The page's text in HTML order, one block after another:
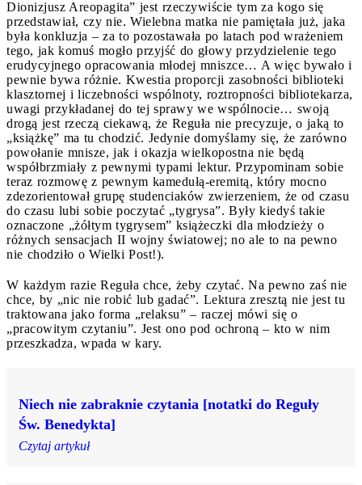
Dionizjusz Areopagita” jest rzeczywiście tym za kogo się
przedstawiał, czy nie. Wielebna matka nie pamiętała już, jaka
była konkluzja – za to pozostawała po latach pod wrażeniem
tego, jak komuś mogło przyjść do głowy przydzielenie tego
erudycyjnego opracowania młodej mniszce… A więc bywało i
pewnie bywa różnie. Kwestia proporcji zasobności biblioteki
klasztornej i liczebności wspólnoty, roztropności bibliotekarza,
uwagi przykładanej do tej sprawy we wspólnocie… swoją
drogą jest rzeczą ciekawą, że Reguła nie precyzuje, o jaką to
„książkę” ma tu chodzić. Jedynie domyślamy się, że zarówno
powołanie mnisze, jak i okazja wielkopostna nie będą
współbrzmiały z pewnymi typami lektur. Przypominam sobie
teraz rozmowę z pewnym kamedułą-eremitą, który mocno
zdezorientował grupę studenciaków zwierzeniem, że od czasu
do czasu lubi sobie poczytać „tygrysa”. Były kiedyś takie
oznaczone „żółtym tygrysem” książeczki dla młodzieży o
różnych sensacjach II wojny światowej; no ale to na pewno
nie chodziło o Wielki Post!).
W każdym razie Reguła chce, żeby czytać. Na pewno zaś nie
chce, by „nic nie robić lub gadać”. Lektura zresztą nie jest tu
traktowana jako forma „relaksu” – raczej mówi się o
„pracowitym czytaniu”. Jest ono pod ochroną – kto w nim
przeszkadza, wpada w kary.
Niech nie zabraknie czytania [notatki do Reguły
Św. Benedykta]
Czytaj artykuł